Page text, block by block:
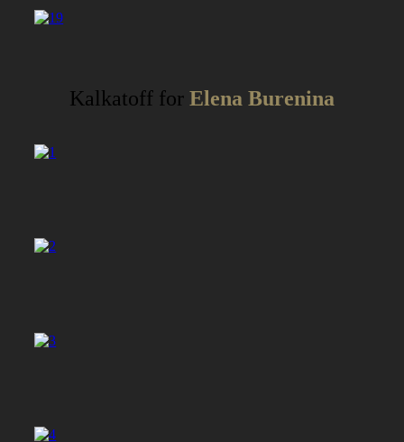
Kalkatoff for Elena Burenina